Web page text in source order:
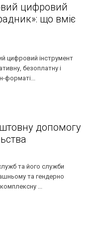
цифровий
що вміє
цифровий інструмент
безоплатну і
форматі...
допомогу
та його служби
та гендерно
...